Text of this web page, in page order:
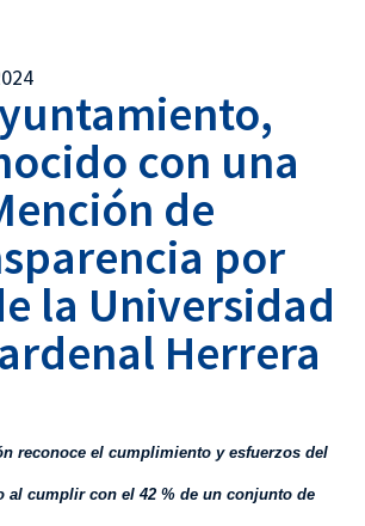
con una
de
por
la Universidad
Herrera
reconoce el cumplimiento y esfuerzos del
al cumplir con el 42 % de un conjunto de